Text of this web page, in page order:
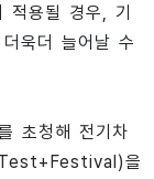
용될 경우, 기
욱더 늘어날 수
초청해 전기차
을